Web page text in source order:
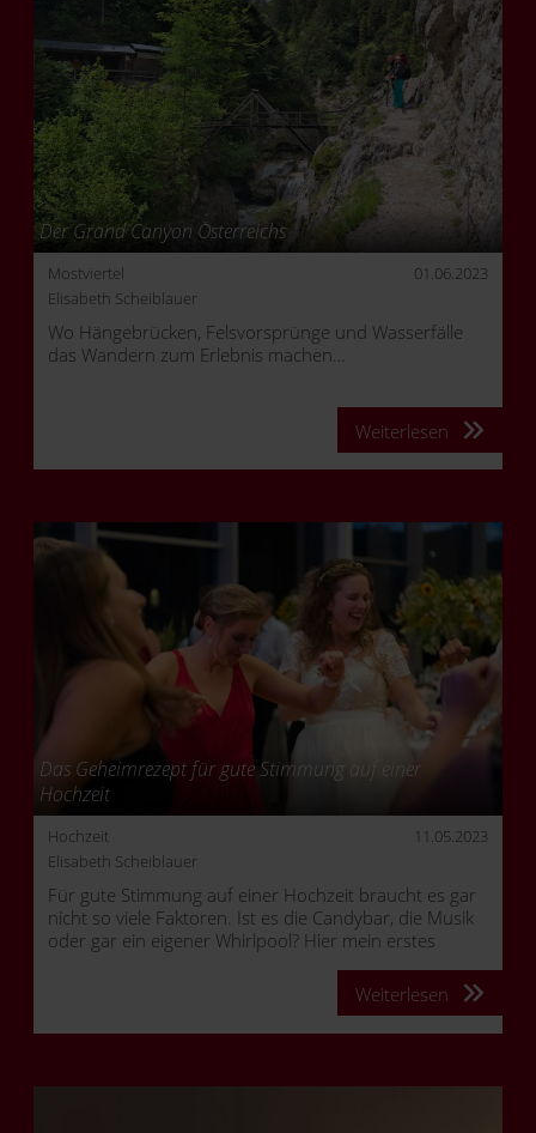
Der Grand Canyon Österreichs
Mostviertel
01.06.2023
Elisabeth Scheiblauer
Wo Hängebrücken, Felsvorsprünge und Wasserfälle
das Wandern zum Erlebnis machen…
Weiterlesen
Das Geheimrezept für gute Stimmung auf einer
Hochzeit
Hochzeit
11.05.2023
Elisabeth Scheiblauer
Für gute Stimmung auf einer Hochzeit braucht es gar
nicht so viele Faktoren. Ist es die Candybar, die Musik
oder gar ein eigener Whirlpool? Hier mein erstes
Weiterlesen